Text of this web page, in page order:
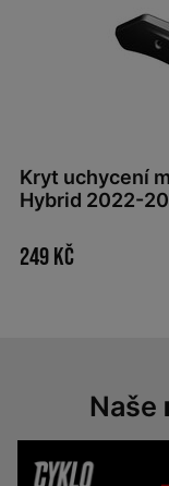
Kryt uchycení
Hybrid 2022-
249 Kč
Naše